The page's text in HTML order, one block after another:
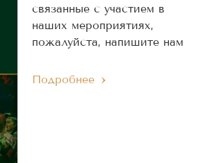
связанные с участием в
наших мероприятиях,
пожалуйста, напишите нам
Подробнее